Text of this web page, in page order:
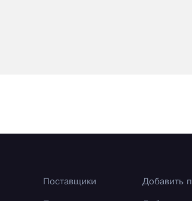
Поставщики Добавить